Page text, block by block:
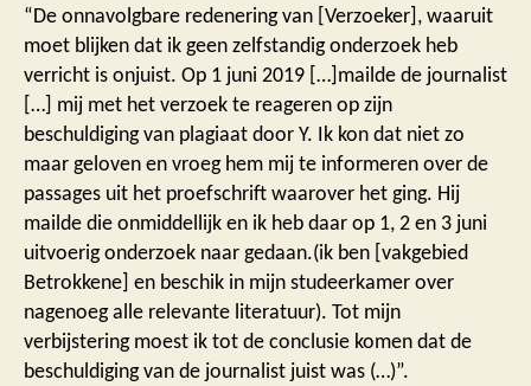
“De onnavolgbare redenering van [Verzoeker], waaruit
moet blijken dat ik geen zelfstandig onderzoek heb
verricht is onjuist. Op 1 juni 2019 […]mailde de journalist
[…] mij met het verzoek te reageren op zijn
beschuldiging van plagiaat door Y. Ik kon dat niet zo
maar geloven en vroeg hem mij te informeren over de
passages uit het proefschrift waarover het ging. Hij
mailde die onmiddellijk en ik heb daar op 1, 2 en 3 juni
uitvoerig onderzoek naar gedaan.(ik ben [vakgebied
Betrokkene] en beschik in mijn studeerkamer over
nagenoeg alle relevante literatuur). Tot mijn
verbijstering moest ik tot de conclusie komen dat de
beschuldiging van de journalist juist was (…)”.